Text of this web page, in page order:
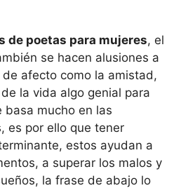
de poetas para mujeres, el
se hacen alusiones a
afecto como la amistad,
la vida algo genial para
basa mucho en las
es por ello que tener
estos ayudan a
a superar los malos y
la frase de abajo lo